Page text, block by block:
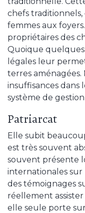
chefs
femmes aux
propriétaires des
Quoique quelques
légales leur
terres aménagées.
insuffisances dans
système de
Patriarcat
Elle subit
est très souvent
souvent présente
internationales sur
des témoignages
réellement
elle seule porte